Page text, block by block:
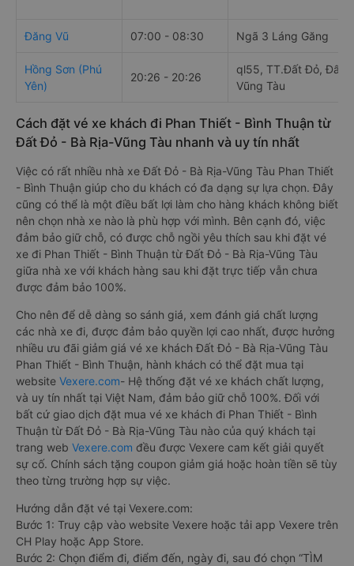
Đăng Vũ 07:00 - 08:30 Ngã 3 Láng Găng
Hồng Sơn (Phú
Yên)
20:26 - 20:26
ql55, TT.Đất Đỏ, Đất
Vũng Tàu
Cách đặt vé xe khách đi Phan Thiết - Bình Thuận từ
Đất Đỏ - Bà Rịa-Vũng Tàu nhanh và uy tín nhất
Việc có rất nhiều nhà xe Đất Đỏ - Bà Rịa-Vũng Tàu Phan Thiết
- Bình Thuận giúp cho du khách có đa dạng sự lựa chọn. Đây
cũng có thể là một điều bất lợi làm cho hàng khách không biết
nên chọn nhà xe nào là phù hợp với mình. Bên cạnh đó, việc
đảm bảo giữ chỗ, có được chỗ ngồi yêu thích sau khi đặt vé
xe đi Phan Thiết - Bình Thuận từ Đất Đỏ - Bà Rịa-Vũng Tàu
giữa nhà xe với khách hàng sau khi đặt trực tiếp vẫn chưa
được đảm bảo 100%.
Cho nên để dễ dàng so sánh giá, xem đánh giá chất lượng
các nhà xe đi, được đảm bảo quyền lợi cao nhất, được hưởng
nhiều ưu đãi giảm giá vé xe khách Đất Đỏ - Bà Rịa-Vũng Tàu
Phan Thiết - Bình Thuận, hành khách có thể đặt mua tại
website Vexere.com- Hệ thống đặt vé xe khách chất lượng,
và uy tín nhất tại Việt Nam, đảm bảo giữ chỗ 100%. Đối với
bất cứ giao dịch đặt mua vé xe khách đi Phan Thiết - Bình
Thuận từ Đất Đỏ - Bà Rịa-Vũng Tàu nào của quý khách tại
trang web Vexere.com đều được Vexere cam kết giải quyết
sự cố. Chính sách tặng coupon giảm giá hoặc hoàn tiền sẽ tùy
theo từng trường hợp sự việc.
Hướng dẫn đặt vé tại Vexere.com:
Bước 1: Truy cập vào website Vexere hoặc tải app Vexere trên
CH Play hoặc App Store.
Bước 2: Chọn điểm đi, điểm đến, ngày đi, sau đó chọn “TÌM